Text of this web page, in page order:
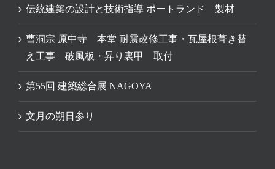
伝統建築の設計と技術指導 ポートランド 製材
曹洞宗 原中寺 本堂 耐震改修工事・瓦屋根葺き替
え工事 破風板・昇り裏甲 取付
第55回 建築総合展 NAGOYA
文月の朔日参り